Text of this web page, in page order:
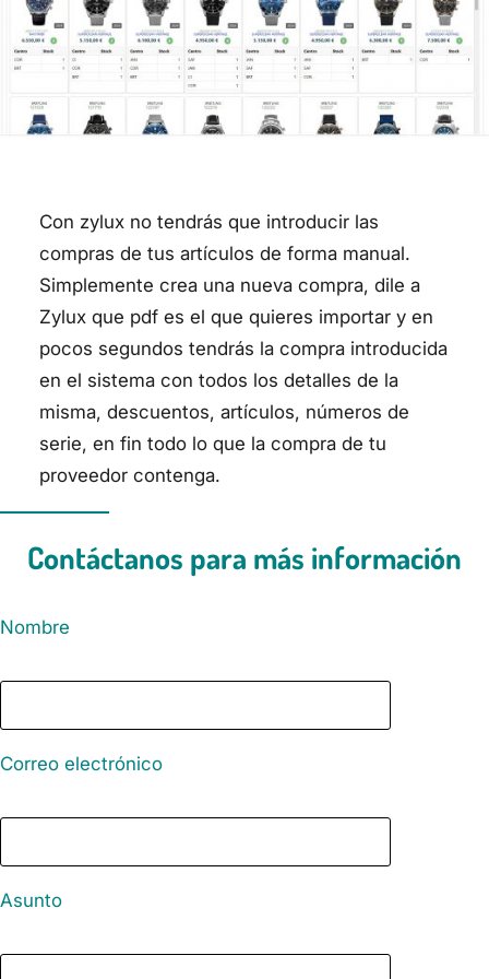
Con zylux no tendrás que introducir las
compras de tus artículos de forma manual.
Simplemente crea una nueva compra, dile a
Zylux que pdf es el que quieres importar y en
pocos segundos tendrás la compra introducida
en el sistema con todos los detalles de la
misma, descuentos, artículos, números de
serie, en fin todo lo que la compra de tu
proveedor contenga.
Contáctanos para más información
Nombre
Correo electrónico
Asunto